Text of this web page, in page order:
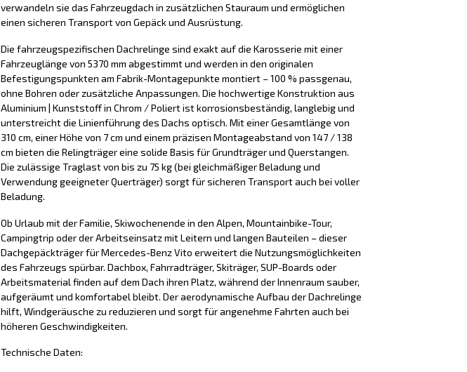
verwandeln sie das Fahrzeugdach in zusätzlichen Stauraum und ermöglichen
einen sicheren Transport von Gepäck und Ausrüstung.
Die fahrzeugspezifischen Dachrelinge sind exakt auf die Karosserie mit einer
Fahrzeuglänge von 5370 mm abgestimmt und werden in den originalen
Befestigungspunkten am Fabrik-Montagepunkte montiert – 100 % passgenau,
ohne Bohren oder zusätzliche Anpassungen. Die hochwertige Konstruktion aus
Aluminium | Kunststoff in Chrom / Poliert ist korrosionsbeständig, langlebig und
unterstreicht die Linienführung des Dachs optisch. Mit einer Gesamtlänge von
310 cm, einer Höhe von 7 cm und einem präzisen Montageabstand von 147 / 138
cm bieten die Relingträger eine solide Basis für Grundträger und Querstangen.
Die zulässige Traglast von bis zu 75 kg (bei gleichmäßiger Beladung und
Verwendung geeigneter Querträger) sorgt für sicheren Transport auch bei voller
Beladung.
Ob Urlaub mit der Familie, Skiwochenende in den Alpen, Mountainbike-Tour,
Campingtrip oder der Arbeitseinsatz mit Leitern und langen Bauteilen – dieser
Dachgepäckträger für Mercedes-Benz Vito erweitert die Nutzungsmöglichkeiten
des Fahrzeugs spürbar. Dachbox, Fahrradträger, Skiträger, SUP-Boards oder
Arbeitsmaterial finden auf dem Dach ihren Platz, während der Innenraum sauber,
aufgeräumt und komfortabel bleibt. Der aerodynamische Aufbau der Dachrelinge
hilft, Windgeräusche zu reduzieren und sorgt für angenehme Fahrten auch bei
höheren Geschwindigkeiten.
Technische Daten: